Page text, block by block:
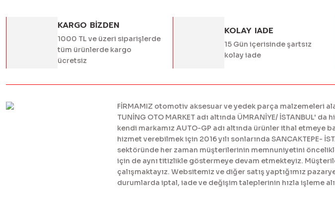
KARGO BİZDEN
1000 TL ve üzeri siparişlerde
tüm ürünlerde kargo
ücretsiz
KOLAY IADE
15 Gün içerisinde şartsız
kolay iade
FİRMAMIZ otomotiv aksesuar ve yedek parça malzemeleri
TUNİNG OTO MARKET adı altında ÜMRANİYE/ İSTANBUL'
kendi markamız AUTO-GP adı altında ürünler ithal etmeye
hizmet verebilmek için 2016 yılı sonlarında SANCAKTEPE-
sektöründe her zaman müşterilerinin memnuniyetini
için de aynı titizlikle göstermeye devam etmekteyiz.
çalışmaktayız. Websitemiz ve diğer satış yaptığımız
durumlarda iptal, iade ve değişim taleplerinin hızla işleme